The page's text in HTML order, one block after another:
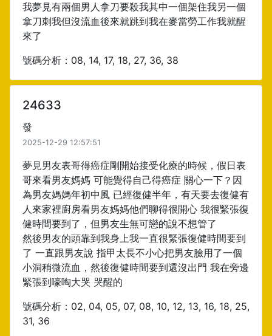
我夢見有兩個男人拿刀要殺我其中一個架住我另一個
拿刀刺我但沒流血後來就跳到我在麥當勞工作我就醒
來了
號碼分析：08, 14, 17, 18, 27, 36, 38
24633
發
2025-12-29 12:57:51
夢見男友表哥得癌症剛開始接受化療的時候，假日表
哥來看男友媽媽 可能覺得自己得癌症 關心一下？因
為男友媽媽年初中風 已經復健半年，有天要去復健有
人來家裡廚房看男友媽媽他們聊得很開心 我很緊張復
健時間要到了，但男友生無可戀的說不想管了
然後男友的頭靠到我身上我一直很緊張復健時間要到
了 一直跟男友說 指甲太長不小心把男友臉用了一個
小洞稍微流血，然後復健時間要到還沒出門 我在旁邊
緊張到嚎啕大哭 哭醒的
號碼分析：02, 04, 05, 07, 08, 10, 12, 13, 16, 18, 25,
31, 36